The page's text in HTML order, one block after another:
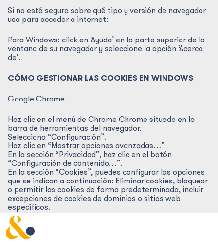
Si no está seguro sobre qué tipo y versión de navegador
usa para acceder a internet:
Para Windows: click en ‘Ayuda’ en la parte superior de la
ventana de su navegador y seleccione la opción ‘Acerca
de’.
CÓMO GESTIONAR LAS COOKIES EN WINDOWS
Google Chrome
Haz clic en el menú de Chrome Chrome situado en la
barra de herramientas del navegador.
Selecciona “Configuración”.
Haz clic en “Mostrar opciones avanzadas…”
En la sección “Privacidad”, haz clic en el botón
“Configuración de contenido…”.
En la sección “Cookies”, puedes configurar las opciones
que se indican a continuación: Eliminar cookies, bloquear
o permitir las cookies de forma predeterminada, incluir
excepciones de cookies de dominios o sitios web
específicos.
Para mayor detalle consulta la ayuda de Google Chrome.
Microsoft Internet Explorer 7.0 y 8.0